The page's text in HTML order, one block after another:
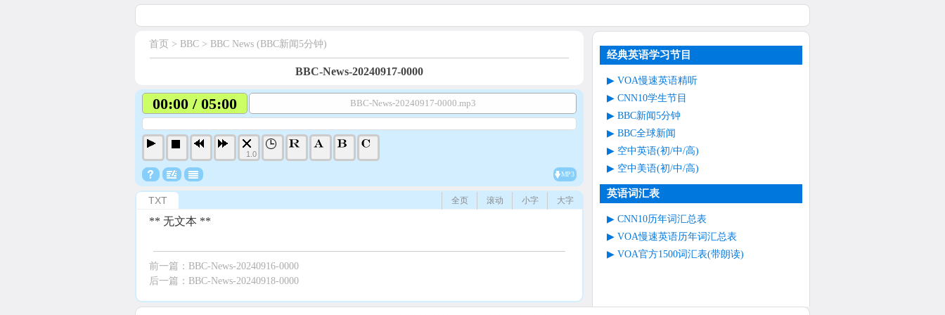
首页 > BBC > BBC News (BBC新闻5分钟)
BBC-News-20240917-0000
00:00 / 05:00 BBC-News-20240917-0000.mp3
1.0
MP3
TXT 大字
小字
滚动
全页
** 无文本 **
前一篇： BBC-News-20240916-0000
后一篇： BBC-News-20240918-0000
经典英语学习节目
VOA慢速英语精听
CNN10学生节目
BBC新闻5分钟
BBC全球新闻
空中英语(初/中/高)
空中美语(初/中/高)
英语词汇表
CNN10历年词汇总表
VOA慢速英语历年词汇总表
VOA官方1500词汇表(带朗读)